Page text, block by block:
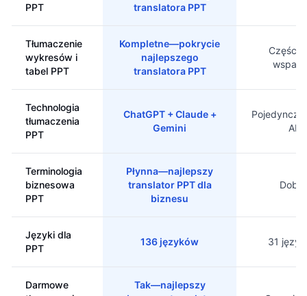
PPT
translatora PPT
Tłumaczenie
wykresów i
tabel PPT
Kompletne—pokrycie
najlepszego
translatora PPT
Technologia
tłumaczenia
PPT
ChatGPT + Claude +
Gemini
Pojedynczy
AI
Terminologia
biznesowa
PPT
Płynna—najlepszy
translator PPT dla
biznesu
Dobra
Języki dla
PPT
136 języków 31
Darmowe
Tak—najlepszy